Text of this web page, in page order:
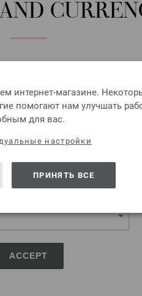
States of America
ACCEPT
интернет-магазине.
помогают нам улучшать
для вас.
настройки
ПРИНЯТЬ ВСЕ
КОЛИЧЕСТВО
Круговые спицы
Круговые спицы
7,98 €